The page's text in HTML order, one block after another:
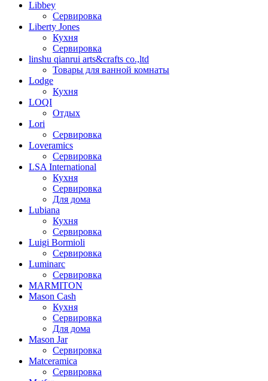
Libbey
Сервировка
Liberty Jones
Кухня
Сервировка
linshu qianrui arts&crafts co.,ltd
Товары для ванной комнаты
Lodge
Кухня
LOQI
Отдых
Lori
Сервировка
Loveramics
Сервировка
LSA International
Кухня
Сервировка
Для дома
Lubiana
Кухня
Сервировка
Luigi Bormioli
Сервировка
Luminarc
Сервировка
MARMITON
Mason Cash
Кухня
Сервировка
Для дома
Mason Jar
Сервировка
Matceramica
Сервировка